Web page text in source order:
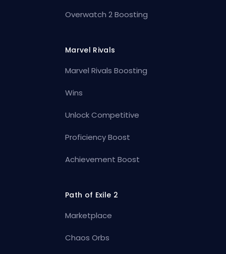
Overwatch 2 Boosting
Marvel Rivals
Marvel Rivals Boosting
Wins
Unlock Competitive
Proficiency Boost
Achievement Boost
Path of Exile 2
Marketplace
Chaos Orbs